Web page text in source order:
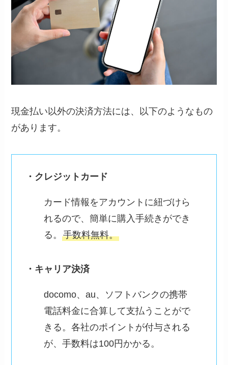
現金払い以外の決済方法には、以下のようなもの
があります。
・クレジットカード
カード情報をアカウントに紐づけら
れるので、簡単に購入手続きができ
る。手数料無料。
・キャリア決済
docomo、au、ソフトバンクの携帯
電話料金に合算して支払うことがで
きる。各社のポイントが付与される
が、手数料は100円かかる。